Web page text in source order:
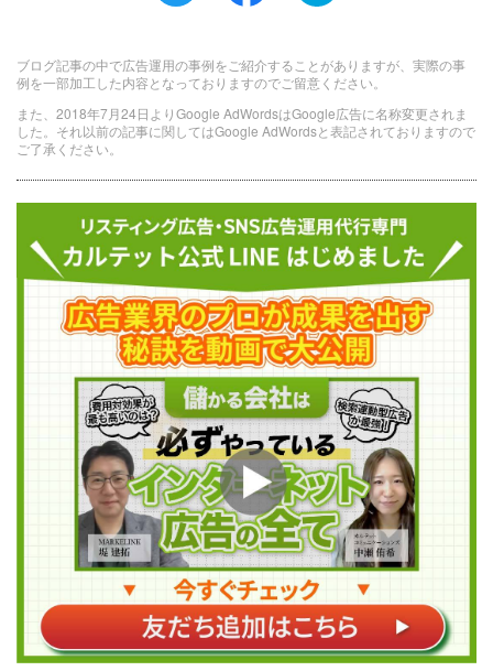
ブログ記事の中で広告運用の事例をご紹介することがありますが、実際の事
例を一部加工した内容となっておりますのでご留意ください。
また、2018年7月24日よりGoogle AdWordsはGoogle広告に名称変更されま
した。それ以前の記事に関してはGoogle AdWordsと表記されておりますので
ご了承ください。